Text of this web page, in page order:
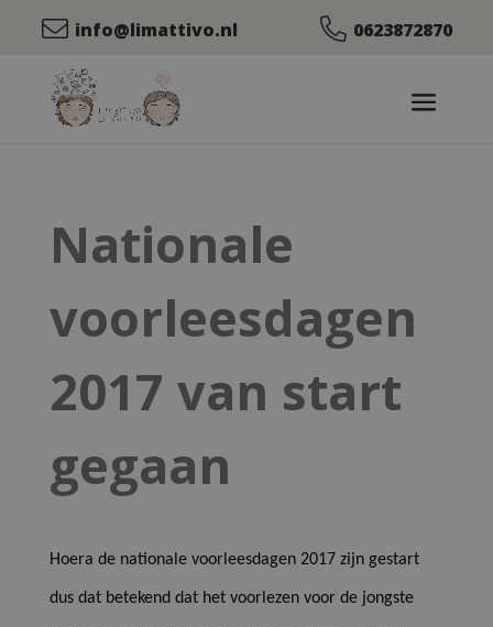
info@limattivo.nl 0623872870
Nationale
voorleesdagen
2017 van start
gegaan
Hoera de nationale voorleesdagen 2017 zijn gestart
dus dat betekend dat het voorlezen voor de jongste